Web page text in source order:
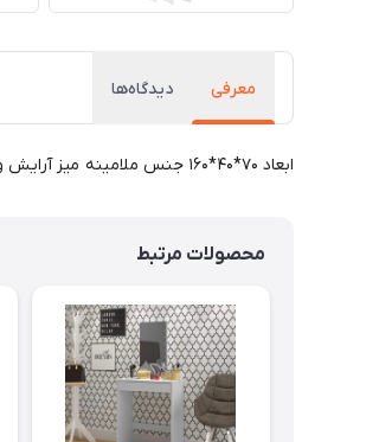
معرفی دیدگاه‌ها
ابعاد ۷۰*۴۰*۱۶۰ جنس ملامینه میز آرایش و صندلی بسیار کاربردی آیینه ریلی میباشد
محصولات مرتبط